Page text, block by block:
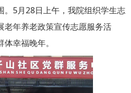
。5月28日上午，我院组织学生志
老年养老政策宣传志愿服务活
幸福晚年。